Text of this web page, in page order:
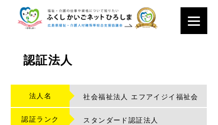
認証法人
法人名 社会福祉法人 エフアイジイ福祉会
認証ランク スタンダード認証法人